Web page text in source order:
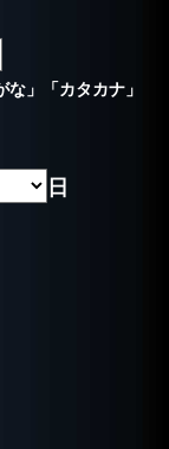
」「カタカナ」
日